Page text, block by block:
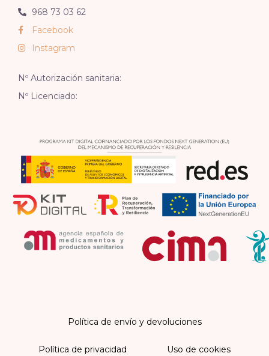
968 73 03 62
Facebook
Instagram
Nº Autorización sanitaria:
Nº Licenciado:
Política de envío y devoluciones
Política de privacidad Uso de cookies